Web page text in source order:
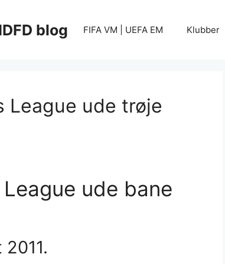
blog FIFA VM | UEFA EM Klubber
League ude trøje
ude bane